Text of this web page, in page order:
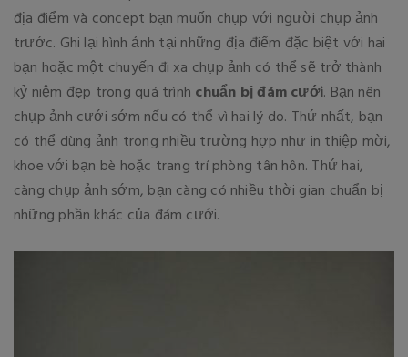
địa điểm và concept bạn muốn chụp với người chụp ảnh
trước. Ghi lại hình ảnh tại những địa điểm đặc biệt với hai
bạn hoặc một chuyến đi xa chụp ảnh có thể sẽ trở thành
kỷ niệm đẹp trong quá trình chuẩn bị đám cưới. Bạn nên
chụp ảnh cưới sớm nếu có thể vì hai lý do. Thứ nhất, bạn
có thể dùng ảnh trong nhiều trường hợp như in thiệp mời,
khoe với bạn bè hoặc trang trí phòng tân hôn. Thứ hai,
càng chụp ảnh sớm, bạn càng có nhiều thời gian chuẩn bị
những phần khác của đám cưới.